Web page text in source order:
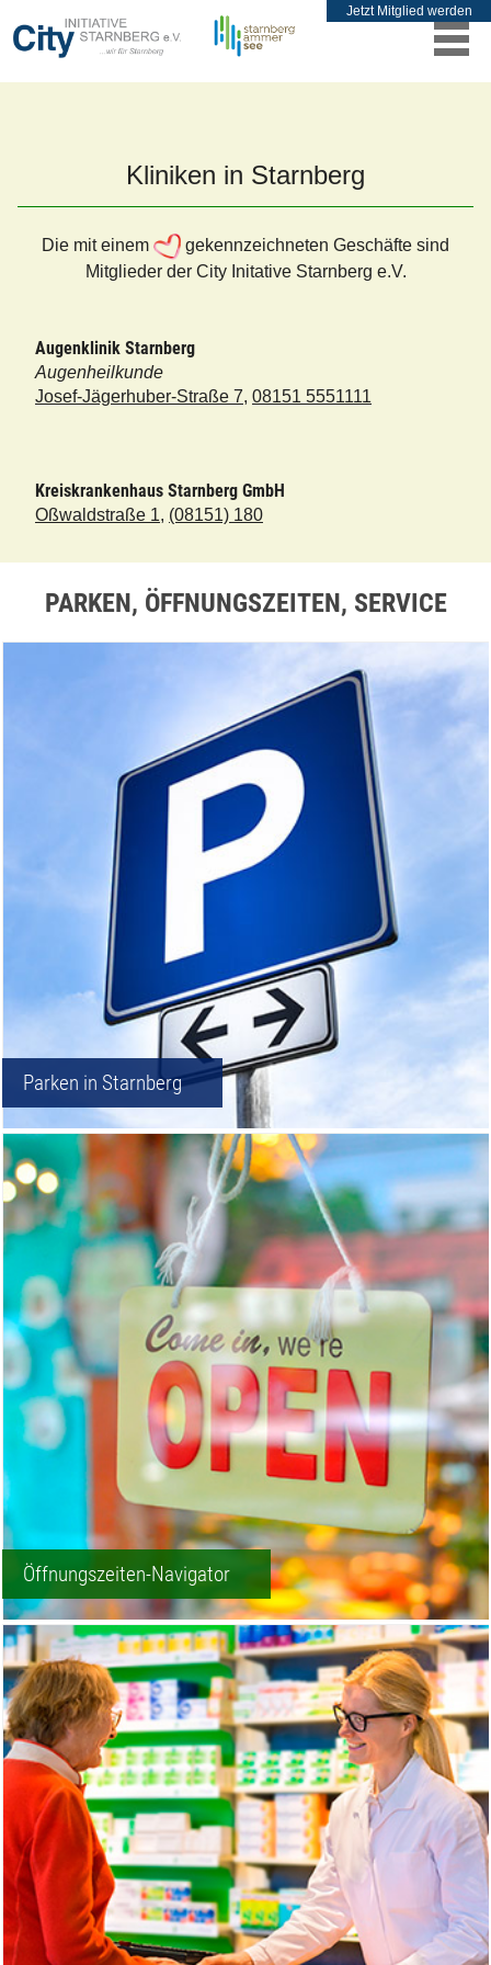
Jetzt Mitglied werden
Kliniken in Starnberg
Die mit einem
gekennzeichneten Geschäfte sind
Mitglieder der City Initative Starnberg e.V.
Augenklinik Starnberg
Augenheilkunde
Josef-Jägerhuber-Straße 7, 08151 5551111
Kreiskrankenhaus Starnberg GmbH
Oßwaldstraße 1, (08151) 180
PARKEN, ÖFFNUNGSZEITEN, SERVICE
Parken in Starnberg
Öffnungszeiten-Navigator